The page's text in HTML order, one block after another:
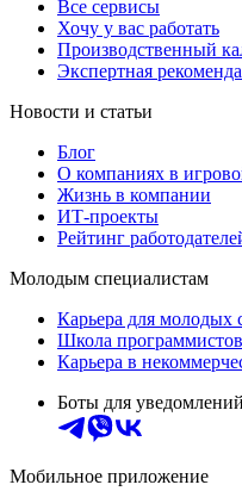
Все сервисы
Хочу у вас работать
Производственный
Экспертная
Новости и статьи
Блог
О компаниях в
Жизнь в компании
ИТ-проекты
Рейтинг
Молодым специалистам
Карьера для молодых
Школа программистов
Карьера в
Боты для уведомлений
Мобильное приложение